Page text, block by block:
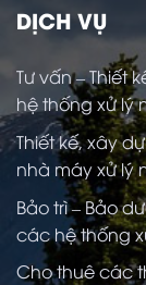
DỊCH VỤ
Tư vấn – Thiết
hệ thống xử lý
Thiết kế, xây
nhà máy xử lý
Bảo trì – Bảo
các hệ thống
Cho thuê các